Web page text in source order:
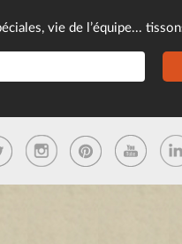
vie de l’équipe...